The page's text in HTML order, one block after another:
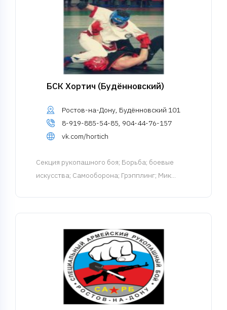
БСК Хортич (Будённовский)
Ростов-на-Дону, Будённовский 101
8-919-885-54-85, 904-44-76-157
vk.com/hortich
Cекция рукопашного боя; Борьба; боевые
искусства; Самооборона; Грэпплинг; Мик...